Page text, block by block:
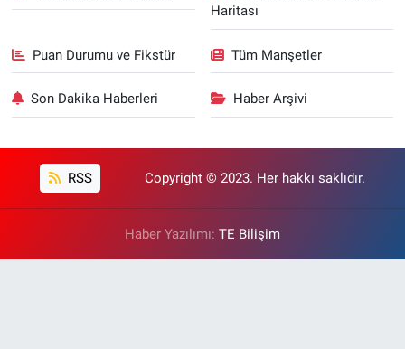
Haritası
Puan Durumu ve Fikstür Tüm Manşetler
Son Dakika Haberleri Haber Arşivi
RSS Copyright © 2023. Her hakkı saklıdır.
Haber Yazılımı: TE Bilişim